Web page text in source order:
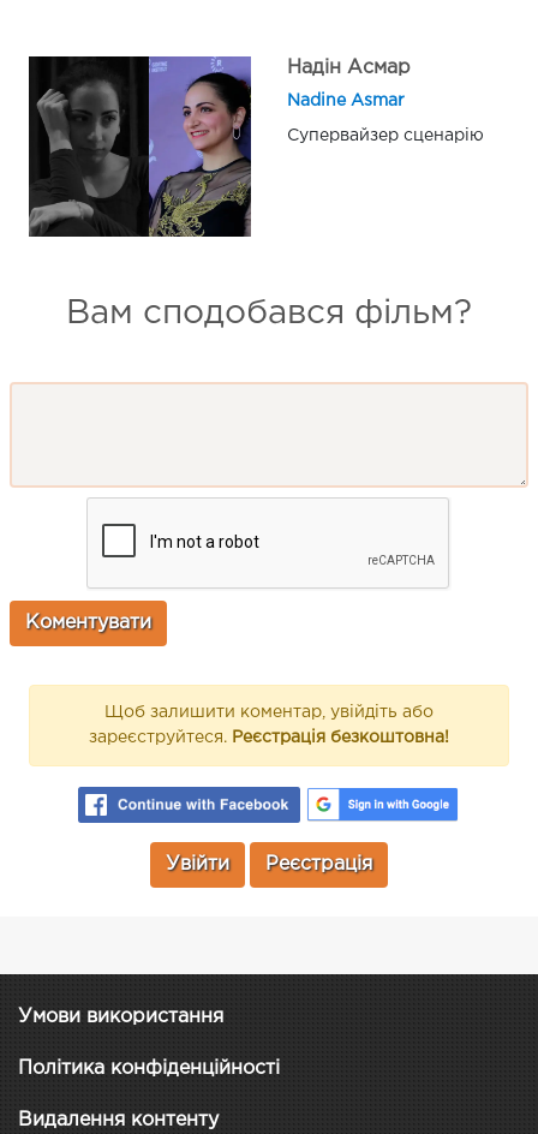
Надін Асмар
Nadine Asmar
Супервайзер сценарію
Вам сподобався фільм?
Щоб залишити коментар, увійдіть або
зареєструйтеся. Реєстрація безкоштовна!
Увійти Реєстрація
Умови використання
Політика конфіденційності
Видалення контенту